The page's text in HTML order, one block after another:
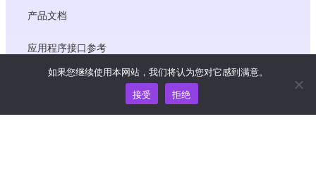
产品文档
应用程序接口参考
JS SDK 参考资料
如果您继续使用本网站，我们将认为您对它感到满意。
接受
拒绝